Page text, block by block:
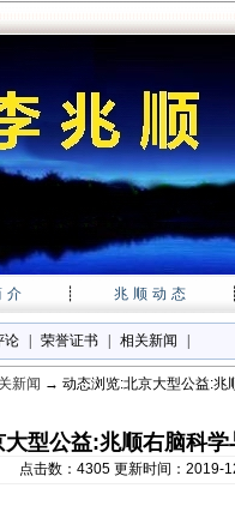
介 ┊ 兆顺动态 ┊
论 荣誉证书 相关新闻
新闻 → 动态浏览:北京大型公益:兆
大型公益:兆顺右脑科
点击数：4305 更新时间：2019-